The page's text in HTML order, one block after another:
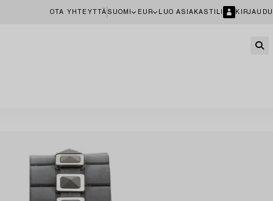
OTA YHTEYTTÄ SUOMI EUR LUO ASIAKASTILI KIRJAUDU